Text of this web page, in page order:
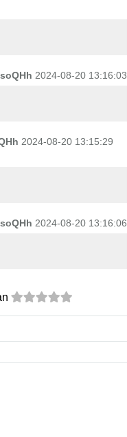
2024-08-20 13:16:03
2024-08-20 13:15:29
2024-08-20 13:16:06